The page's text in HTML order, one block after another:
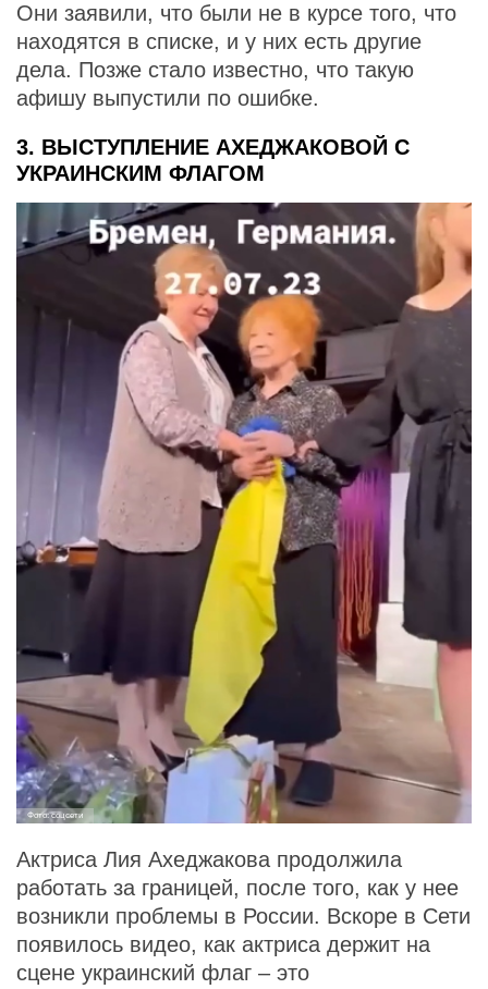
Они заявили, что были не в курсе того, что
находятся в списке, и у них есть другие
дела. Позже стало известно, что такую
афишу выпустили по ошибке.
3. ВЫСТУПЛЕНИЕ АХЕДЖАКОВОЙ С
УКРАИНСКИМ ФЛАГОМ
Фото: соцсети
Актриса Лия Ахеджакова продолжила
работать за границей, после того, как у нее
возникли проблемы в России. Вскоре в Сети
появилось видео, как актриса держит на
сцене украинский флаг – это